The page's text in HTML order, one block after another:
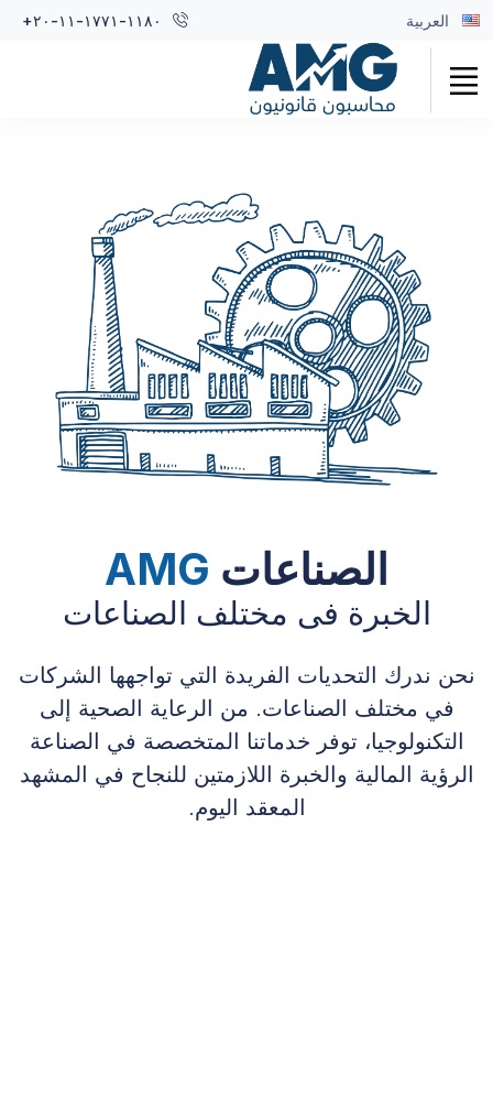
العربية +٢٠-١١-١٧٧١-١١٨٠
الصناعات AMG
الخبرة فى مختلف الصناعات
نحن ندرك التحديات الفريدة التي تواجهها الشركات
في مختلف الصناعات. من الرعاية الصحية إلى
التكنولوجيا، توفر خدماتنا المتخصصة في الصناعة
الرؤية المالية والخبرة اللازمتين للنجاح في المشهد
المعقد اليوم.